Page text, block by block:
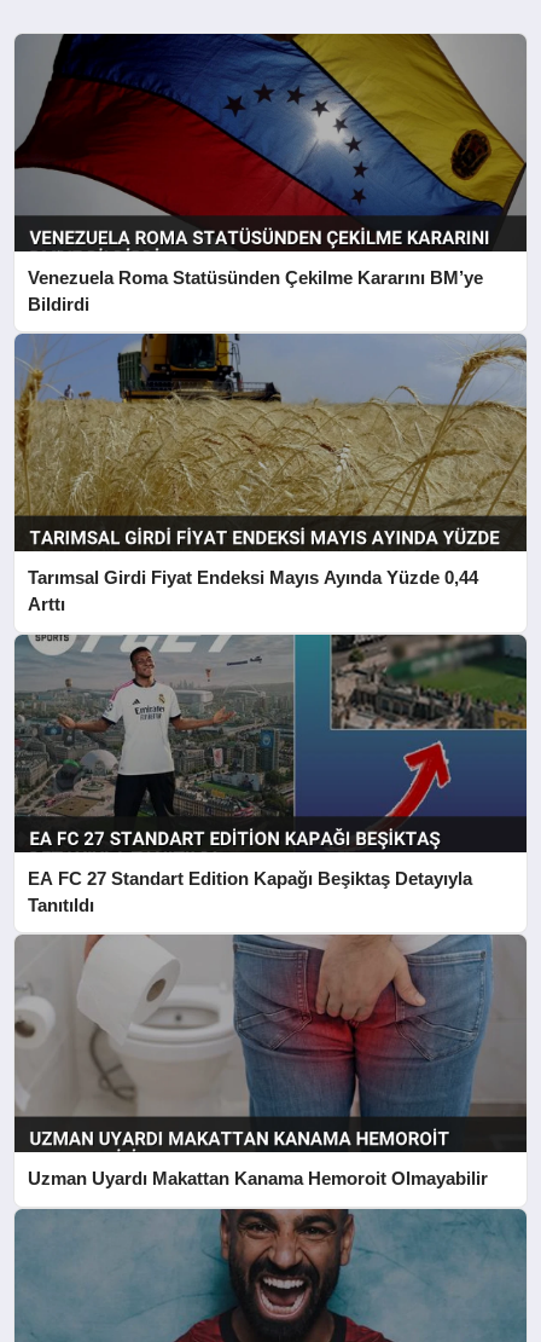
Venezuela Roma Statüsünden Çekilme Kararını BM’ye
Bildirdi
Tarımsal Girdi Fiyat Endeksi Mayıs Ayında Yüzde 0,44
Arttı
EA FC 27 Standart Edition Kapağı Beşiktaş Detayıyla
Tanıtıldı
Uzman Uyardı Makattan Kanama Hemoroit Olmayabilir